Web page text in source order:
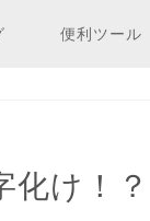
便利ツール
化け！？